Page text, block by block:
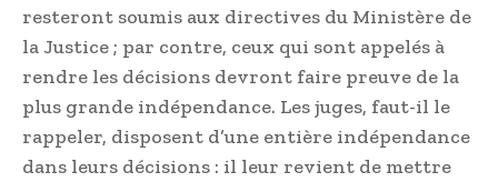
resteront soumis aux directives du Ministère de
la Justice ; par contre, ceux qui sont appelés à
rendre les décisions devront faire preuve de la
plus grande indépendance. Les juges, faut-il le
rappeler, disposent d’une entière indépendance
dans leurs décisions : il leur revient de mettre